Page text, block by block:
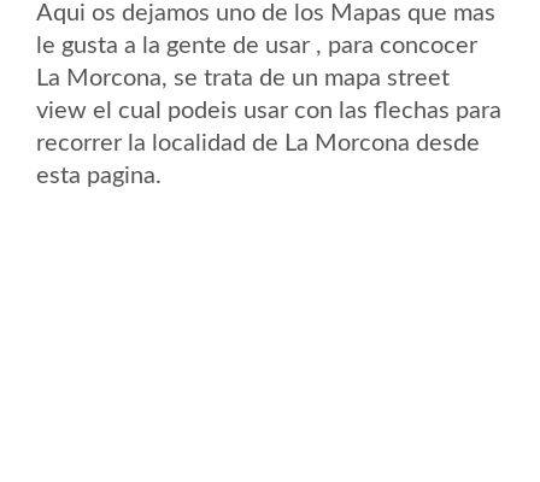
Aqui os dejamos uno de los Mapas que mas
le gusta a la gente de usar , para concocer
La Morcona, se trata de un mapa street
view el cual podeis usar con las flechas para
recorrer la localidad de La Morcona desde
esta pagina.